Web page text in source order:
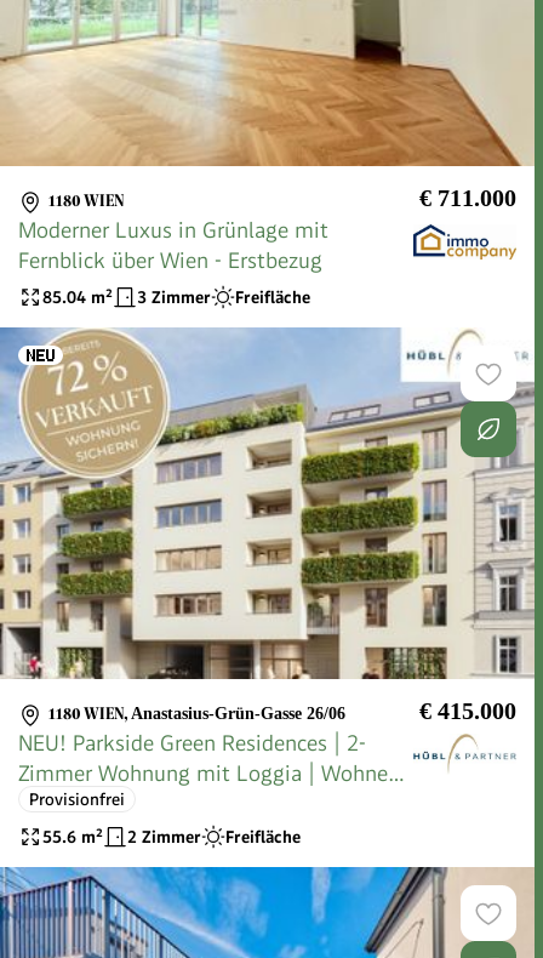
1180 WIEN € 711.000
Moderner Luxus in Grünlage mit
Fernblick über Wien - Erstbezug
85.04 m² 3 Zimmer Freifläche
1180 WIEN, Anastasius-Grün-Gasse 26/06 € 415.000
NEU! Parkside Green Residences | 2-
Zimmer Wohnung mit Loggia | Wohnen
am Park
Provisionfrei
55.6 m² 2 Zimmer Freifläche